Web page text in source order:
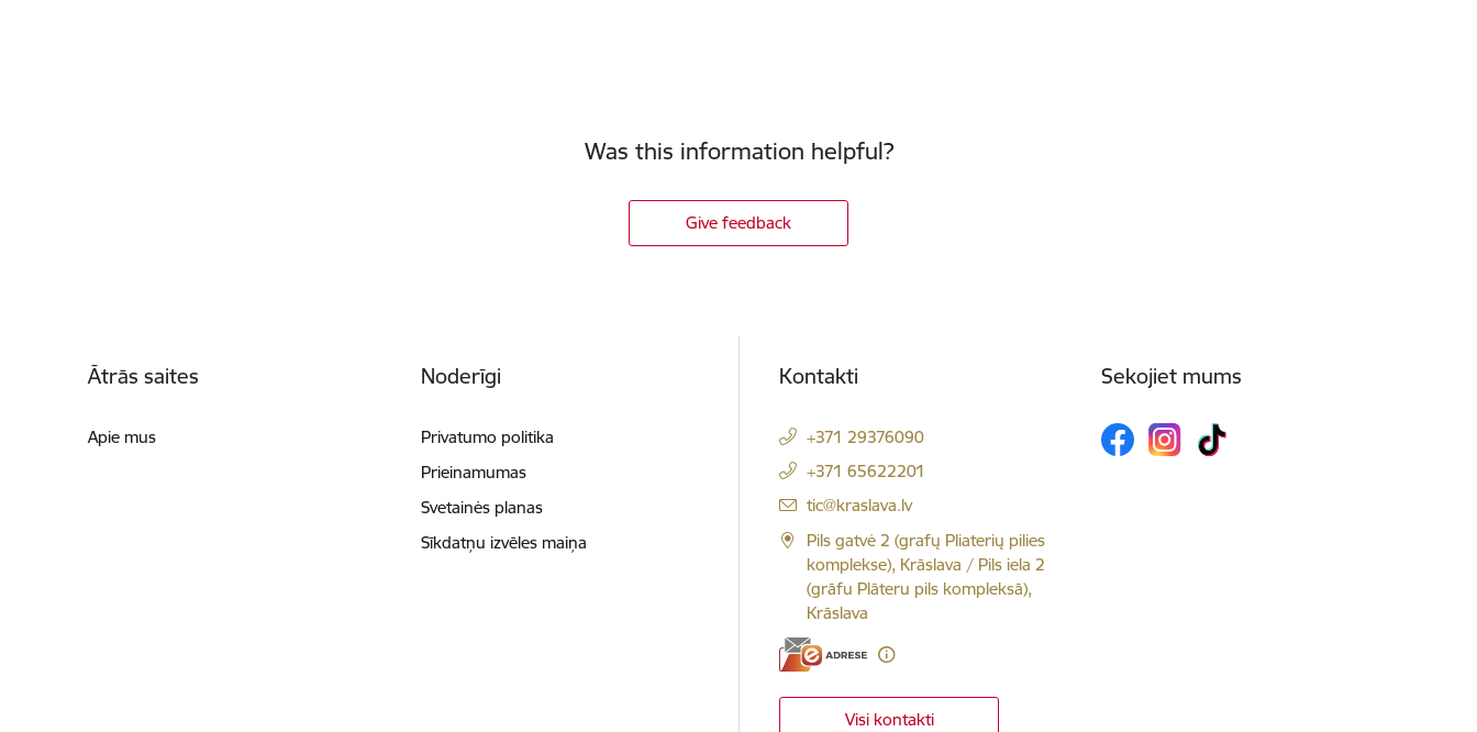
Was this information helpful?
Give feedback
Ātrās saites
Apie mus
Noderīgi
Privatumo politika
Prieinamumas
Svetainės planas
Sīkdatņu izvēles maiņa
Kontakti
+371 29376090
+371 65622201
El. paštas:
tic@kraslava.lv
Pils gatvė 2 (grafų Pliaterių pilies
komplekse), Krāslava / Pils iela 2
(grāfu Plāteru pils kompleksā),
Krāslava
Visi kontakti
Sekojiet mums